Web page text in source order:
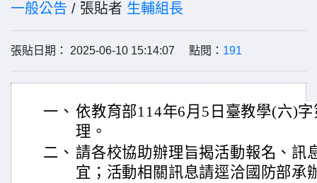
一般公告 / 張貼者 生輔組長
張貼日期： 2025-06-10 15:14:07 點閱： 191
一、 依教育部114年6月5日臺教學(六)
理。
二、 請各校協助辦理旨揭活動報名、訊
宜；活動相關訊息請逕洽國防部承